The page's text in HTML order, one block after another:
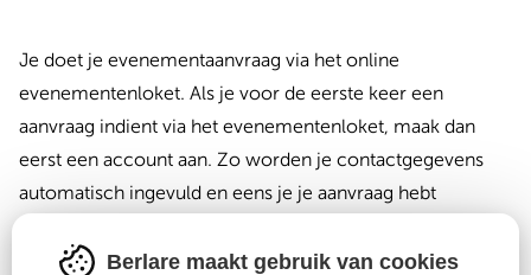
Je doet je evenementaanvraag via het online
evenementenloket. Als je voor de eerste keer een
aanvraag indient via het evenementenloket, maak dan
eerst een account aan. Zo worden je contactgegevens
automatisch ingevuld en eens je je aanvraag hebt
hergebruiken. Handig als je terugkerende evenementen
Berlare maakt gebruik van cookies